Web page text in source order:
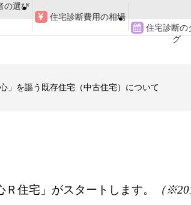
の選び
住宅診断費用の相場
住宅診断の
グ
」を謳う既存住宅（中古住宅）について
住宅」がスタートします。
（